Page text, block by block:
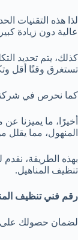
لذا هذه التقنيات
عالية دون زيادة
كذلك، يتم تحديد
تستغرق وقتًا أقل
كما نحرص في
أخيرًا، ما يميزنا
المنهول، مما يقلل
بهذه الطريقة،
تنظيف المناهيل.
رقم فني تنظيف
لضمان حصولك على